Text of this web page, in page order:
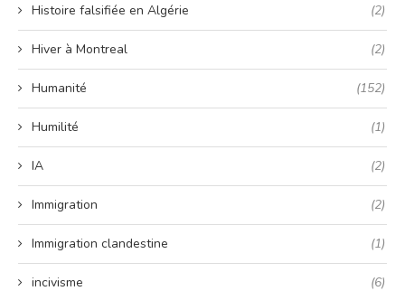
Histoire falsifiée en Algérie (2)
Hiver à Montreal (2)
Humanité (152)
Humilité (1)
IA (2)
Immigration (2)
Immigration clandestine (1)
incivisme (6)